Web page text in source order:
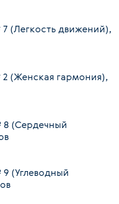
(Легкость движений),
(Женская гармония),
8 (Сердечный
(Углеводный